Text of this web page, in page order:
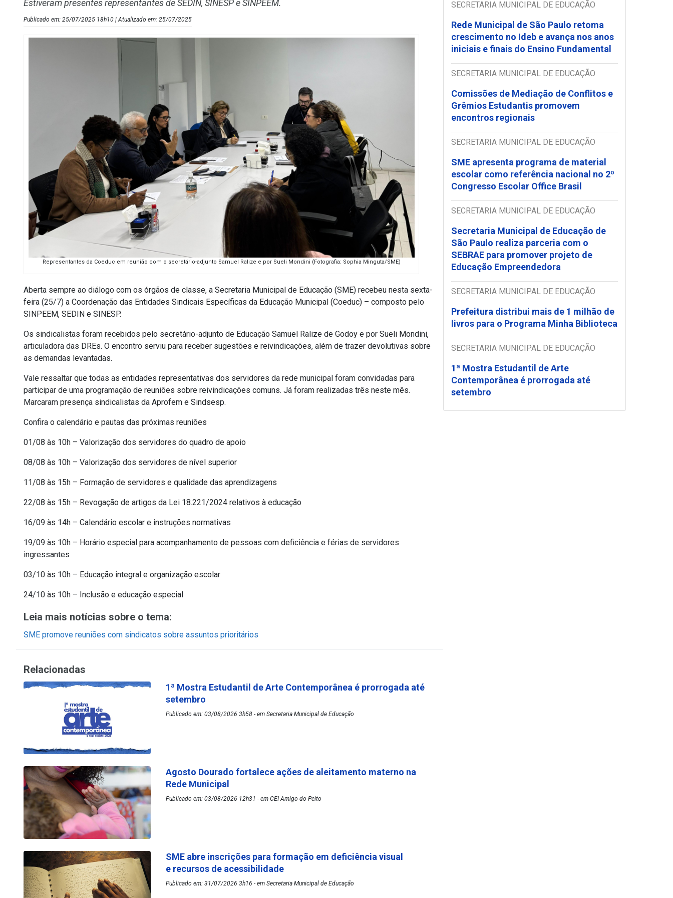
Estiveram presentes representantes de SEDIN, SINESP e SINPEEM.
Publicado em: 25/07/2025 18h10 | Atualizado em: 25/07/2025
Representantes da Coeduc em reunião com o secretário-adjunto Samuel Ralize e por Sueli Mondini (Fotografia: Sophia Minguta/SME)
Aberta sempre ao diálogo com os órgãos de classe, a Secretaria Municipal de Educação (SME) recebeu nesta sexta-
feira (25/7) a Coordenação das Entidades Sindicais Específicas da Educação Municipal (Coeduc) – composto pelo
SINPEEM, SEDIN e SINESP.
Os sindicalistas foram recebidos pelo secretário-adjunto de Educação Samuel Ralize de Godoy e por Sueli Mondini,
articuladora das DREs. O encontro serviu para receber sugestões e reivindicações, além de trazer devolutivas sobre
as demandas levantadas.
Vale ressaltar que todas as entidades representativas dos servidores da rede municipal foram convidadas para
participar de uma programação de reuniões sobre reivindicações comuns. Já foram realizadas três neste mês.
Marcaram presença sindicalistas da Aprofem e Sindsesp.
Confira o calendário e pautas das próximas reuniões
01/08 às 10h – Valorização dos servidores do quadro de apoio
08/08 às 10h – Valorização dos servidores de nível superior
11/08 às 15h – Formação de servidores e qualidade das aprendizagens
22/08 às 15h – Revogação de artigos da Lei 18.221/2024 relativos à educação
16/09 às 14h – Calendário escolar e instruções normativas
19/09 às 10h – Horário especial para acompanhamento de pessoas com deficiência e férias de servidores
ingressantes
03/10 às 10h – Educação integral e organização escolar
24/10 às 10h – Inclusão e educação especial
Leia mais notícias sobre o tema:
SME promove reuniões com sindicatos sobre assuntos prioritários
SECRETARIA MUNICIPAL DE EDUCAÇÃO
Rede Municipal de São Paulo retoma
crescimento no Ideb e avança nos anos
iniciais e finais do Ensino Fundamental
SECRETARIA MUNICIPAL DE EDUCAÇÃO
Comissões de Mediação de Conflitos e
Grêmios Estudantis promovem
encontros regionais
SECRETARIA MUNICIPAL DE EDUCAÇÃO
SME apresenta programa de material
escolar como referência nacional no 2º
Congresso Escolar Office Brasil
SECRETARIA MUNICIPAL DE EDUCAÇÃO
Secretaria Municipal de Educação de
São Paulo realiza parceria com o
SEBRAE para promover projeto de
Educação Empreendedora
SECRETARIA MUNICIPAL DE EDUCAÇÃO
Prefeitura distribui mais de 1 milhão de
livros para o Programa Minha Biblioteca
SECRETARIA MUNICIPAL DE EDUCAÇÃO
1ª Mostra Estudantil de Arte
Contemporânea é prorrogada até
setembro
Relacionadas
1ª Mostra Estudantil de Arte Contemporânea é prorrogada até
setembro
Publicado em: 03/08/2026 3h58 - em Secretaria Municipal de Educação
Agosto Dourado fortalece ações de aleitamento materno na
Rede Municipal
Publicado em: 03/08/2026 12h31 - em CEI Amigo do Peito
SME abre inscrições para formação em deficiência visual
e recursos de acessibilidade
Publicado em: 31/07/2026 3h16 - em Secretaria Municipal de Educação